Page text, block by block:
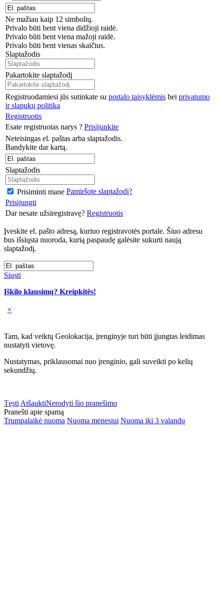
Ne mažiau kaip 12 simbolių.
Privalo būti bent viena didžioji raidė.
Privalo būti bent viena mažoji raidė.
Privalo būti bent vienas skaičius.
Slaptažodis
Pakartokite slaptažodį
Registruodamiesi jūs sutinkate su portalo taisyklėmis bei privatumo
ir slapukų politika
Registruotis
Esate registruotas narys ? Prisijunkite
Neteisingas el. paštas arba slaptažodis.
Bandykite dar kartą.
Slaptažodis
Prisiminti mane Pamiršote slaptažodį?
Prisijungti
Dar nesate užsiregistravę? Registruotis
Įveskite el. pašto adresą, kuriuo registravotės portale. Šiuo adresu
bus išsiųsta nuoroda, kurią paspaudę galėsite sukurti naują
slaptažodį.
Siųsti
Iškilo klausimų? Kreipkitės!
×
Tam, kad veiktų Geolokacija, įrenginyje turi būti įjungtas leidimas
nustatyti vietovę.
Nustatymas, priklausomai nuo įrenginio, gali suveikti po kelių
sekundžių.
Tęsti AtšauktiNerodyti šio pranešimo
Pranešti apie spamą
Trumpalaikė nuoma Nuoma mėnesiui Nuoma iki 3 valandų